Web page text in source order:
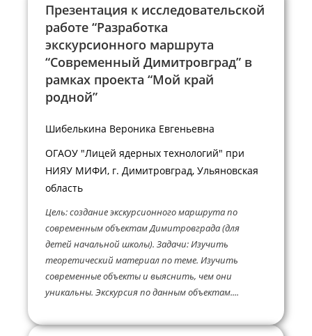
Презентация к исследовательской
работе “Разработка
экскурсионного маршрута
“Современный Димитровград” в
рамках проекта “Мой край
родной”
Шибелькина Вероника Евгеньевна
ОГАОУ "Лицей ядерных технологий" при
НИЯУ МИФИ, г. Димитровград, Ульяновская
область
Цель: создание экскурсионного маршрута по
современным объектам Димитровграда (для
детей начальной школы). Задачи: Изучить
теоретический материал по теме. Изучить
современные объекты и выяснить, чем они
уникальны. Экскурсия по данным объектам....